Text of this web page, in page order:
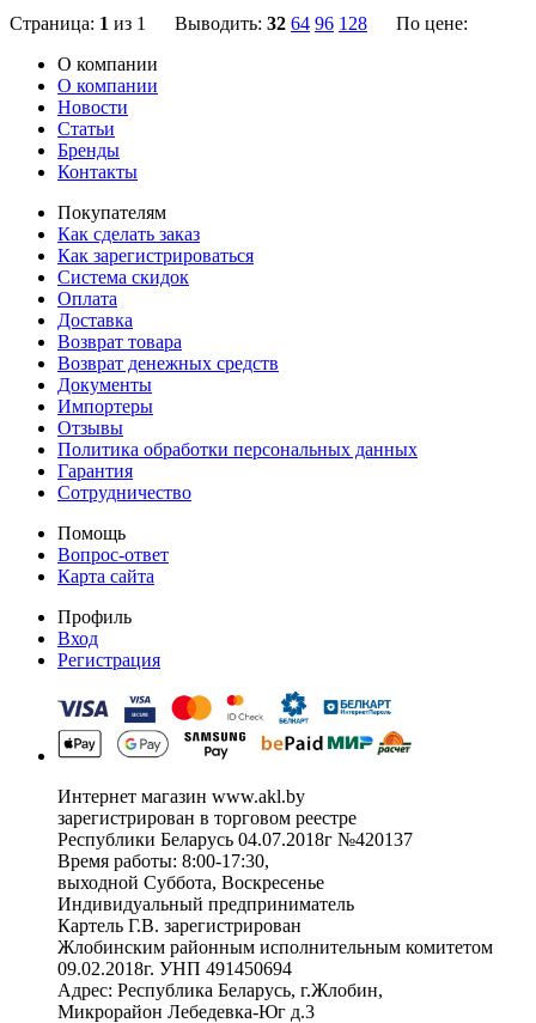
Страница: 1 из 1 Выводить: 32 64 96 128
По цене:
О компании
О компании
Новости
Статьи
Бренды
Контакты
Покупателям
Как сделать заказ
Как зарегистрироваться
Система скидок
Оплата
Доставка
Возврат товара
Возврат денежных средств
Документы
Импортеры
Отзывы
Политика обработки персональных данных
Гарантия
Сотрудничество
Помощь
Вопрос-ответ
Карта сайта
Профиль
Вход
Регистрация
Интернет магазин www.akl.by
зарегистрирован в торговом реестре
Республики Беларусь 04.07.2018г №420137
Время работы: 8:00-17:30,
выходной Суббота, Воскресенье
Индивидуальный предприниматель
Картель Г.В. зарегистрирован
Жлобинским районным исполнительным комитетом
09.02.2018г. УНП 491450694
Адрес: Республика Беларусь, г.Жлобин,
Микрорайон Лебедевка-Юг д.3